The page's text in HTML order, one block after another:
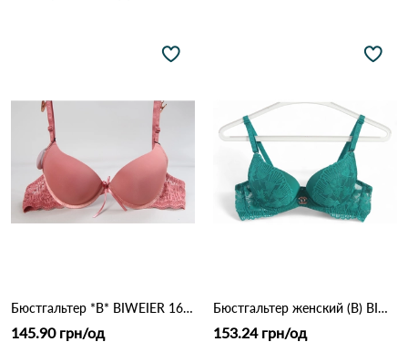
Бюстгальтер *В* BIWEIER 1666 9.2 Оранжевый
145.90 грн/од
Бюстгальтер женский (B) BIWEIER 87718 7,2 Зеленый
153.24 грн/од